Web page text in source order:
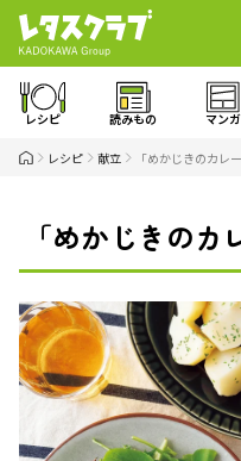
レシピ 読みもの マンガ
レシピ 献立 「めかじきのカレ
「めかじきの